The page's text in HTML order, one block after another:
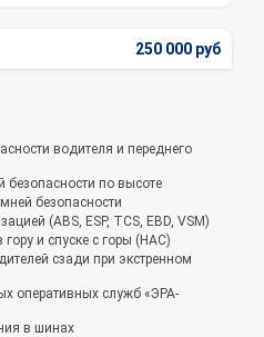
250 000 руб
водителя и переднего
безопасности по высоте
безопасности
(ABS, ESP, TCS, EBD, VSM)
и спуске с горы (HAC)
сзади при экстренном
оперативных служб «ЭРА-
в шинах